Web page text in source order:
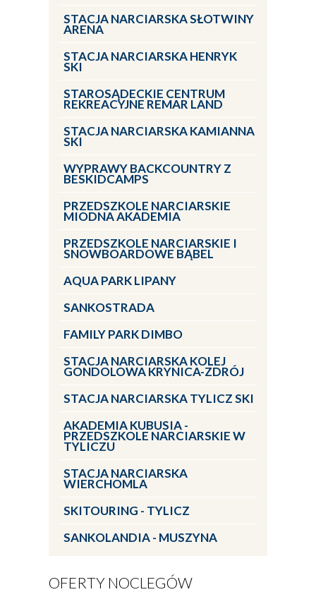
STACJA NARCIARSKA SŁOTWINY
ARENA
STACJA NARCIARSKA HENRYK
SKI
STAROSĄDECKIE CENTRUM
REKREACYJNE REMAR LAND
STACJA NARCIARSKA KAMIANNA
SKI
WYPRAWY BACKCOUNTRY Z
BESKIDCAMPS
PRZEDSZKOLE NARCIARSKIE
MIODNA AKADEMIA
PRZEDSZKOLE NARCIARSKIE I
SNOWBOARDOWE BĄBEL
AQUA PARK LIPANY
SANKOSTRADA
FAMILY PARK DIMBO
STACJA NARCIARSKA KOLEJ
GONDOLOWA KRYNICA-ZDRÓJ
STACJA NARCIARSKA TYLICZ SKI
AKADEMIA KUBUSIA -
PRZEDSZKOLE NARCIARSKIE W
TYLICZU
STACJA NARCIARSKA
WIERCHOMLA
SKITOURING - TYLICZ
SANKOLANDIA - MUSZYNA
OFERTY NOCLEGÓW